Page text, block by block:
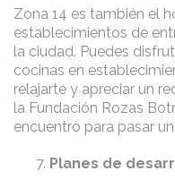
Zona 14 es también el
establecimientos de
la ciudad. Puedes
cocinas en
relajarte y apreciar un
la Fundación Rozas
encuentro para pasar
Planes de